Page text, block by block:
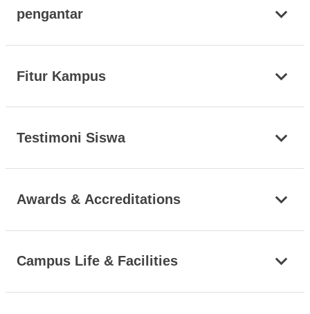
pengantar
Fitur Kampus
Testimoni Siswa
Awards & Accreditations
Campus Life & Facilities